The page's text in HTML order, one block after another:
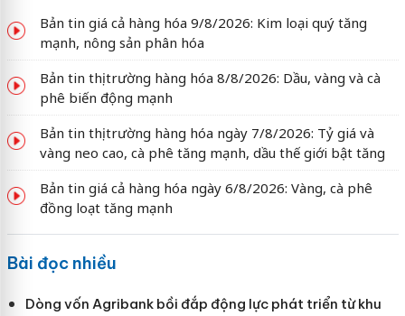
Bản tin giá cả hàng hóa 9/8/2026: Kim loại quý tăng
mạnh, nông sản phân hóa
Bản tin thị trường hàng hóa 8/8/2026: Dầu, vàng và cà
phê biến động mạnh
Bản tin thị trường hàng hóa ngày 7/8/2026: Tỷ giá và
vàng neo cao, cà phê tăng mạnh, dầu thế giới bật tăng
Bản tin giá cả hàng hóa ngày 6/8/2026: Vàng, cà phê
đồng loạt tăng mạnh
Bài đọc nhiều
Dòng vốn Agribank bồi đắp động lực phát triển từ khu